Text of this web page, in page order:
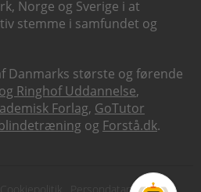
Norge og Sverige i at
stemme i samfundet og
Danmarks største og førende
Ringhof Uddannelse,
Forlag, GoTutor
og Forstå.dk.